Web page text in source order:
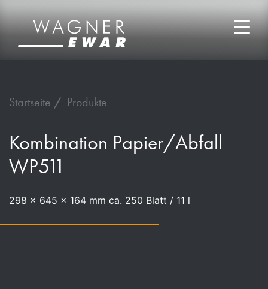
Startseite Produkte
Kombination Papier/Abfall
WP511
298 x 645 x 164 mm ca. 250 Blatt / 11 l